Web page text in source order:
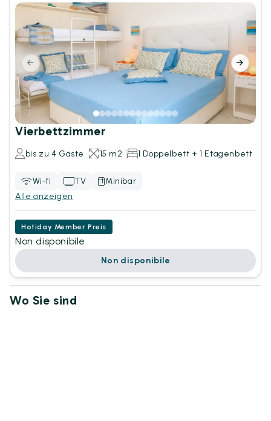
Vierbettzimmer
bis zu 4 Gäste 15 m2 1 Doppelbett + 1 Etagenbett
Wi-fi TV
Minibar
Alle anzeigen
Hotiday Member Preis
Non disponibile
Non disponibile
Wo Sie sind